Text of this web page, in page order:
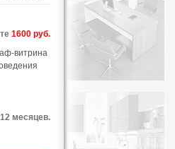
1600 руб.
витрина
месяцев.